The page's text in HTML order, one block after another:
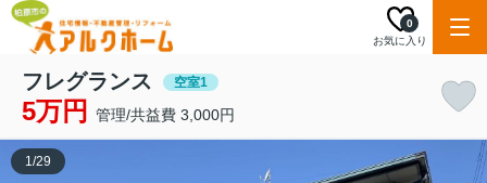
お気に入り
0
フレグランス 空室1
5万円 管理/共益費 3,000円
1/29